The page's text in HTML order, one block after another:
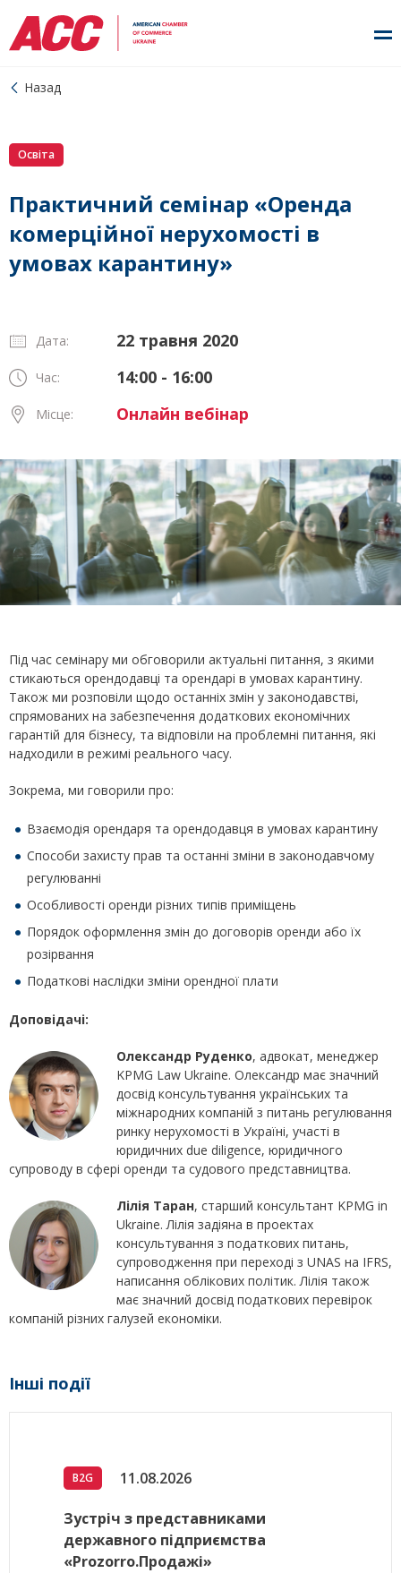
Назад
Освіта
Практичний семінар «Оренда
комерційної нерухомості в
умовах карантину»
Дата: 22 травня 2020
Час: 14:00 - 16:00
Місце: Онлайн вебінар
Під час семінару ми обговорили актуальні питання, з якими
стикаються орендодавці та орендарі в умовах карантину.
Також ми розповіли щодо останніх змін у законодавстві,
спрямованих на забезпечення додаткових економічних
гарантій для бізнесу, та відповіли на проблемні питання, які
надходили в режимі реального часу.
Зокрема, ми говорили про:
Взаємодія орендаря та орендодавця в умовах карантину
Способи захисту прав та останні зміни в законодавчому
регулюванні
Особливості оренди різних типів приміщень
Порядок оформлення змін до договорів оренди або їх
розірвання
Податкові наслідки зміни орендної плати
Доповідачі:
Олександр Руденко, адвокат, менеджер
KPMG Law Ukraine. Олександр має значний
досвід консультування українських та
міжнародних компаній з питань регулювання
ринку нерухомості в Україні, участі в
юридичних due diligence, юридичного
супроводу в сфері оренди та судового представництва.
Лілія Таран, старший консультант KPMG in
Ukraine. Лілія задіяна в проектах
консультування з податкових питань,
супроводження при переході з UNAS на IFRS,
написання облікових політик. Лілія також
має значний досвід податкових перевірок
компаній різних галузей економіки.
Інші події
B2G 11.08.2026
Зустріч з представниками
державного підприємства
«Prozorro.Продажі»